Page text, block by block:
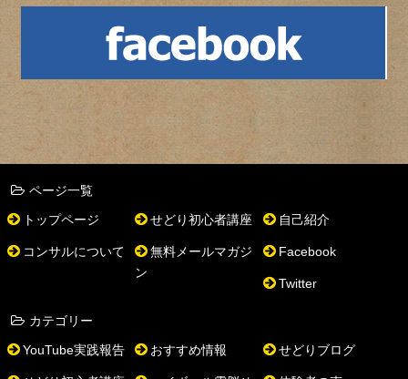
ページ一覧
トップページ
せどり初心者講座 自己紹介
コンサルについて
無料メールマガジ
ン
Facebook
Twitter
カテゴリー
YouTube実践報告
おすすめ情報 せどりブログ